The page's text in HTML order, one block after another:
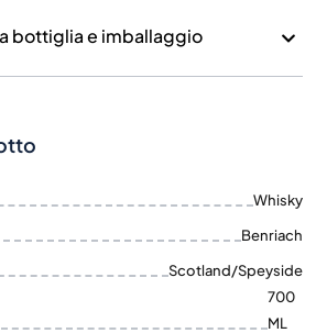
bottiglia e imballaggio
Whisky
Benriach
Scotland/Speyside
700
ML